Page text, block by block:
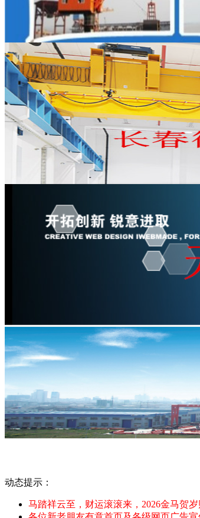
动态提示：
马踏祥云至，财运滚滚来，2026金马贺岁